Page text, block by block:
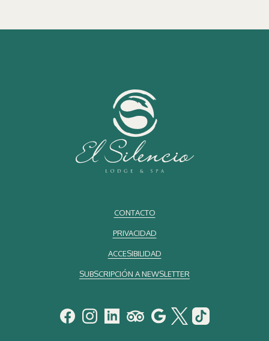
CONTACTO
PRIVACIDAD
ACCESIBILIDAD
SUBSCRIPCIÓN A NEWSLETTER